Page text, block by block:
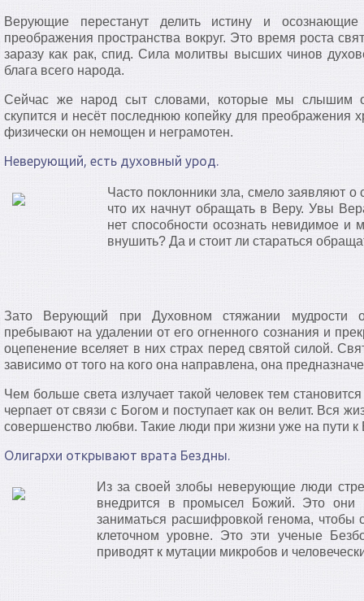
Верующие перестанут делить истину и осознающие
преображения пространства вокруг. Это время роста
заразу как рак, спид. Сила молитвы высших чинов
блага всего народа.
Сейчас же народ сыт словами, которые мы слышим
скупится и несёт последнюю копейку для преображения
физически он немощен и неграмотен.
Неверующий, есть духовный урод.
Часто поклонники зла, смело заявляют
что их начнут обращать в Веру. Увы
нет способности осознать невидимое и
внушить? Да и стоит ли стараться
Зато Верующий при Духовном стяжании мудрости
пребывают на удалении от его огненного сознания и
оцепенение вселяет в них страх перед святой силой.
зависимо от того на кого она направлена, она
Чем больше света излучает такой человек тем
черпает от связи с Богом и поступает как он велит. Вся
совершенство любви. Такие люди при жизни уже на пути к
Олигархи открывают врата Бездны.
Из за своей злобы неверующие люди
внедрится в промысел Божий. Это
заниматься расшифровкой генома, чтобы
клеточном уровне. Это эти ученые
приводят к мутации микробов и